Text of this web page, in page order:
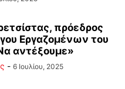
πρόεδρος
Εργαζομένων του
αντέξουμε»
- 6 Ιουλίου, 2025